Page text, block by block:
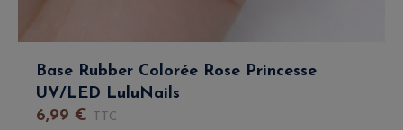
Base Rubber Colorée Rose Princesse
UV/LED LuluNails
6,99 € TTC